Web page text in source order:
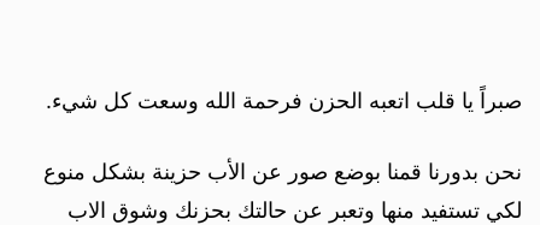
صبراً يا قلب اتعبه الحزن فرحمة الله وسعت كل شيء.
نحن بدورنا قمنا بوضع صور عن الأب حزينة بشكل منوع
لكي تستفيد منها وتعبر عن حالتك بحزنك وشوق الاب